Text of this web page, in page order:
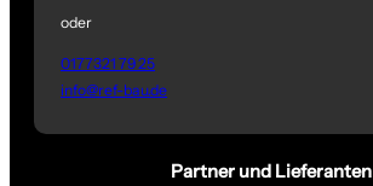
oder
0177321 79 25
info@ref-bau.de
Partner und Lieferanten